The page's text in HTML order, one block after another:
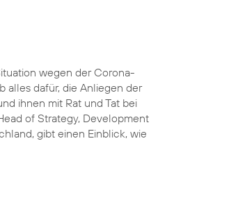
wegen der Corona-
alles dafür, die Anliegen der
ihnen mit Rat und Tat bei
of Strategy, Development
gibt einen Einblick, wie